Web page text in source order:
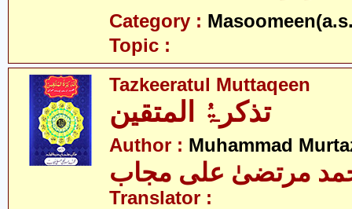
Category :
Topic :
Tazkeeratul Muttaqeen
تذکرۃُ المتقین
Author : Muhammad
مرتضیٰ علی مجاب
Translator :